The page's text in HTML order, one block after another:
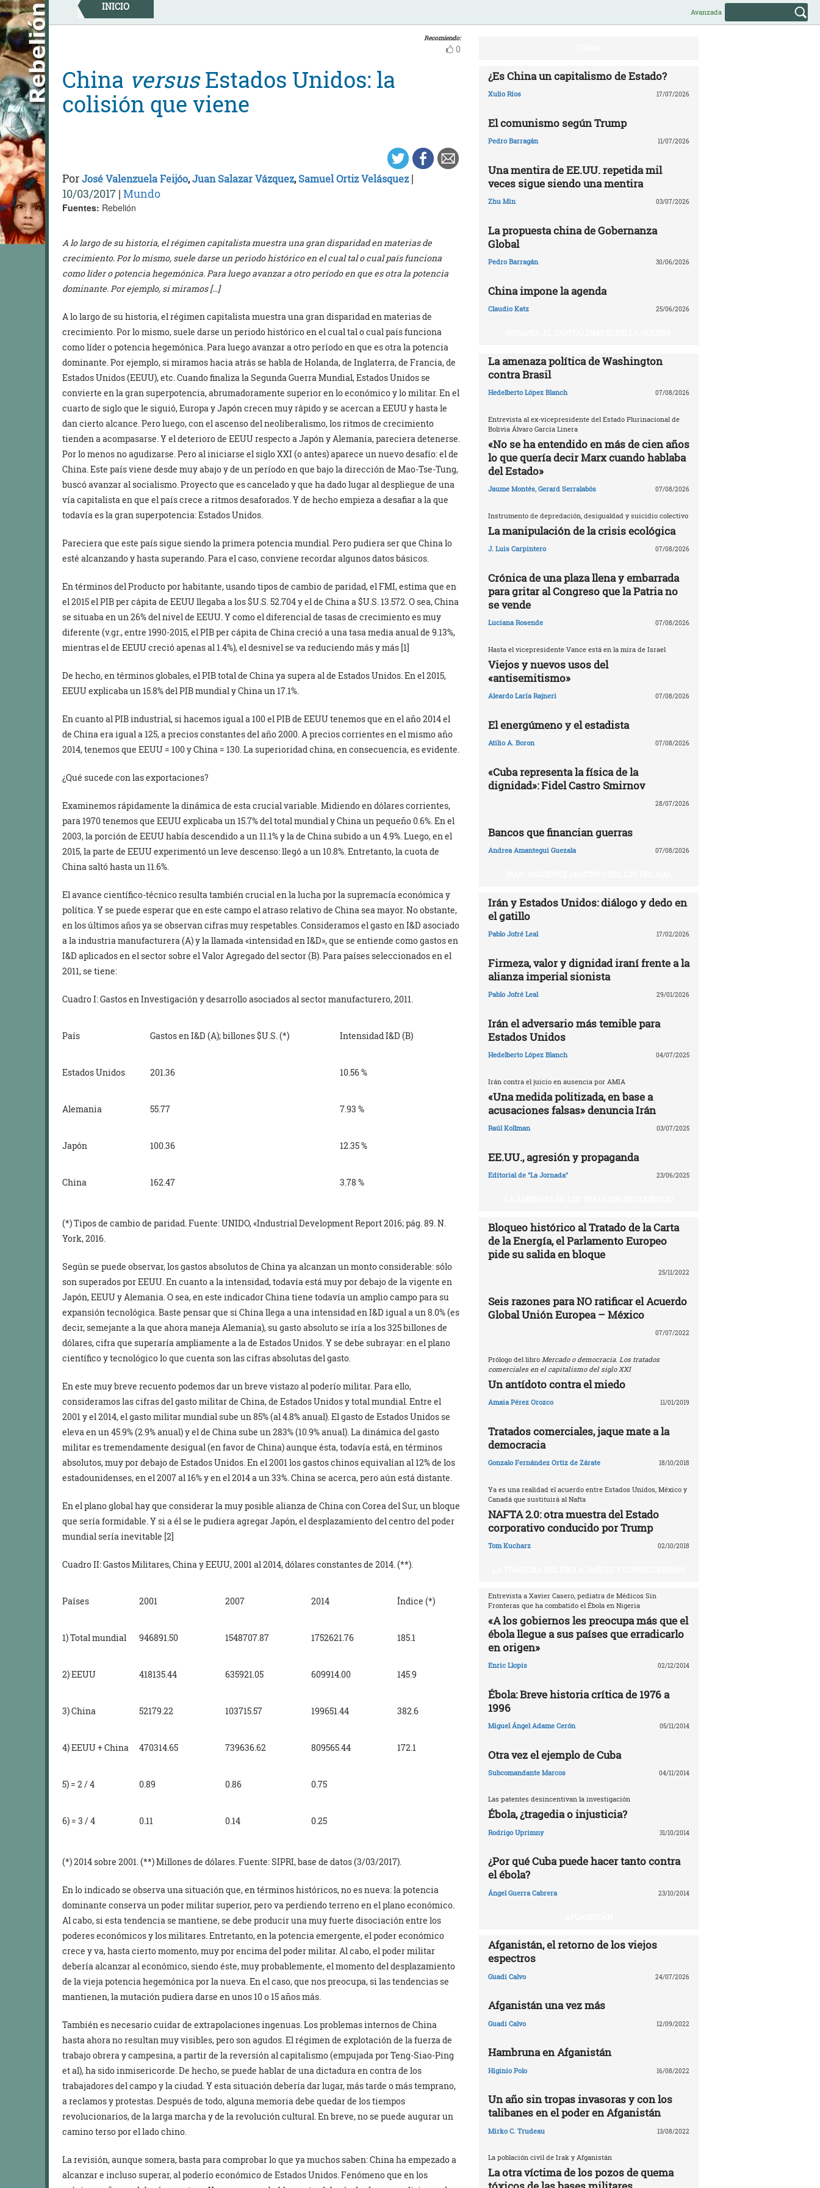
Skip
to
content
INICIO Avanzada
Recomiendo:
0
China versusEstados Unidos: la
colisión que viene
PorJosé Valenzuela Feijóo,Juan Salazar Vázquez,Samuel Ortiz Velásquez|
10/03/2017 | Mundo
Fuentes: Rebelión
A lo largo de su historia, el régimen capitalista muestra una gran disparidad en materias de
crecimiento. Por lo mismo, suele darse un periodo histórico en el cual tal o cual país funciona
como líder o potencia hegemónica. Para luego avanzar a otro período en que es otra la potencia
dominante. Por ejemplo, si miramos […]
A lo largo de su historia, el régimen capitalista muestra una gran disparidad en materias de
crecimiento. Por lo mismo, suele darse un periodo histórico en el cual tal o cual país funciona
como líder o potencia hegemónica. Para luego avanzar a otro período en que es otra la potencia
dominante. Por ejemplo, si miramos hacia atrás se habla de Holanda, de Inglaterra, de Francia, de
Estados Unidos (EEUU), etc. Cuando finaliza la Segunda Guerra Mundial, Estados Unidos se
convierte en la gran superpotencia, abrumadoramente superior en lo económico y lo militar. En el
cuarto de siglo que le siguió, Europa y Japón crecen muy rápido y se acercan a EEUU y hasta le
dan cierto alcance. Pero luego, con el ascenso del neoliberalismo, los ritmos de crecimiento
tienden a acompasarse. Y el deterioro de EEUU respecto a Japón y Alemania, pareciera detenerse.
Por lo menos no agudizarse. Pero al iniciarse el siglo XXI (o antes) aparece un nuevo desafío: el de
China. Este país viene desde muy abajo y de un período en que bajo la dirección de Mao-Tse-Tung,
buscó avanzar al socialismo. Proyecto que es cancelado y que ha dado lugar al despliegue de una
vía capitalista en que el país crece a ritmos desaforados. Y de hecho empieza a desafiar a la que
todavía es la gran superpotencia: Estados Unidos.
Pareciera que este país sigue siendo la primera potencia mundial. Pero pudiera ser que China lo
esté alcanzando y hasta superando. Para el caso, conviene recordar algunos datos básicos.
En términos del Producto por habitante, usando tipos de cambio de paridad, el FMI, estima que en
el 2015 el PIB per cápita de EEUU llegaba a los $U.S. 52.704 y el de China a $U.S. 13.572. O sea, China
se situaba en un 26% del nivel de EEUU. Y como el diferencial de tasas de crecimiento es muy
diferente (v.gr., entre 1990-2015, el PIB per cápita de China creció a una tasa media anual de 9.13%,
mientras el de EEUU creció apenas al 1.4%), el desnivel se va reduciendo más y más [1]
De hecho, en términos globales, el PIB total de China ya supera al de Estados Unidos. En el 2015,
EEUU explicaba un 15.8% del PIB mundial y China un 17.1%.
En cuanto al PIB industrial, si hacemos igual a 100 el PIB de EEUU tenemos que en el año 2014 el
de China era igual a 125, a precios constantes del año 2000. A precios corrientes en el mismo año
2014, tenemos que EEUU = 100 y China = 130. La superioridad china, en consecuencia, es evidente.
¿Qué sucede con las exportaciones?
Examinemos rápidamente la dinámica de esta crucial variable. Midiendo en dólares corrientes,
para 1970 tenemos que EEUU explicaba un 15.7% del total mundial y China un pequeño 0.6%. En el
2003, la porción de EEUU había descendido a un 11.1% y la de China subido a un 4.9%. Luego, en el
2015, la parte de EEUU experimentó un leve descenso: llegó a un 10.8%. Entretanto, la cuota de
China saltó hasta un 11.6%.
El avance científico-técnico resulta también crucial en la lucha por la supremacía económica y
política. Y se puede esperar que en este campo el atraso relativo de China sea mayor. No obstante,
en los últimos años ya se observan cifras muy respetables. Consideramos el gasto en I&D asociado
a la industria manufacturera (A) y la llamada «intensidad en I&D», que se entiende como gastos en
I&D aplicados en el sector sobre el Valor Agregado del sector (B). Para países seleccionados en el
2011, se tiene:
Cuadro I: Gastos en Investigación y desarrollo asociados al sector manufacturero, 2011.
País Gastos en I&D (A); billones $U.S. (*) Intensidad I&D (B)
Estados Unidos 201.36 10.56 %
Alemania 55.77 7.93 %
Japón 100.36 12.35 %
China 162.47 3.78 %
(*) Tipos de cambio de paridad. Fuente: UNIDO, «Industrial Development Report 2016; pág. 89. N.
York, 2016.
Según se puede observar, los gastos absolutos de China ya alcanzan un monto considerable: sólo
son superados por EEUU. En cuanto a la intensidad, todavía está muy por debajo de la vigente en
Japón, EEUU y Alemania. O sea, en este indicador China tiene todavía un amplio campo para su
expansión tecnológica. Baste pensar que si China llega a una intensidad en I&D igual a un 8.0% (es
decir, semejante a la que ahora maneja Alemania), su gasto absoluto se iría a los 325 billones de
dólares, cifra que superaría ampliamente a la de Estados Unidos. Y se debe subrayar: en el plano
científico y tecnológico lo que cuenta son las cifras absolutas del gasto.
En este muy breve recuento podemos dar un breve vistazo al poderío militar. Para ello,
consideramos las cifras del gasto militar de China, de Estados Unidos y total mundial. Entre el
2001 y el 2014, el gasto militar mundial sube un 85% (al 4.8% anual). El gasto de Estados Unidos se
eleva en un 45.9% (2.9% anual) y el de China sube un 283% (10.9% anual). La dinámica del gasto
militar es tremendamente desigual (en favor de China) aunque ésta, todavía está, en términos
absolutos, muy por debajo de Estados Unidos. En el 2001 los gastos chinos equivalían al 12% de los
estadounidenses, en el 2007 al 16% y en el 2014 a un 33%. China se acerca, pero aún está distante.
En el plano global hay que considerar la muy posible alianza de China con Corea del Sur, un bloque
que sería formidable. Y si a él se le pudiera agregar Japón, el desplazamiento del centro del poder
mundial sería inevitable [2]
Cuadro II: Gastos Militares, China y EEUU, 2001 al 2014, dólares constantes de 2014. (**).
Países 2001 2007 2014 Índice (*)
1) Total mundial 946891.50 1548707.87 1752621.76 185.1
2) EEUU 418135.44 635921.05 609914.00 145.9
3) China 52179.22 103715.57 199651.44 382.6
4) EEUU + China 470314.65 739636.62 809565.44 172.1
5) = 2 / 4 0.89 0.86 0.75
6) = 3 / 4 0.11 0.14 0.25
(*) 2014 sobre 2001. (**) Millones de dólares. Fuente: SIPRI, base de datos (3/03/2017).
En lo indicado se observa una situación que, en términos históricos, no es nueva: la potencia
dominante conserva un poder militar superior, pero va perdiendo terreno en el plano económico.
Al cabo, si esta tendencia se mantiene, se debe producir una muy fuerte disociación entre los
poderes económicos y los militares. Entretanto, en la potencia emergente, el poder económico
crece y va, hasta cierto momento, muy por encima del poder militar. Al cabo, el poder militar
debería alcanzar al económico, siendo éste, muy probablemente, el momento del desplazamiento
de la vieja potencia hegemónica por la nueva. En el caso, que nos preocupa, si las tendencias se
mantienen, la mutación pudiera darse en unos 10 o 15 años más.
También es necesario cuidar de extrapolaciones ingenuas. Los problemas internos de China
hasta ahora no resultan muy visibles, pero son agudos. El régimen de explotación de la fuerza de
trabajo obrera y campesina, a partir de la reversión al capitalismo (empujada por Teng-Siao-Ping
et al), ha sido inmisericorde. De hecho, se puede hablar de una dictadura en contra de los
trabajadores del campo y la ciudad. Y esta situación debería dar lugar, más tarde o más temprano,
a reclamos y protestas. Después de todo, alguna memoria debe quedar de los tiempos
revolucionarios, de la larga marcha y de la revolución cultural. En breve, no se puede augurar un
camino terso por el lado chino.
La revisión, aunque somera, basta para comprobar lo que ya muchos saben: China ha empezado a
alcanzar e incluso superar, al poderío económico de Estados Unidos. Fenómeno que en los
¿Es China un capitalismo de Estado?
Xulio Ríos 17/07/2026
El comunismo según Trump
Pedro Barragán 11/07/2026
Una mentira de EE.UU. repetida mil
veces sigue siendo una mentira
Zhu Min 03/07/2026
La propuesta china de Gobernanza
Global
Pedro Barragán 30/06/2026
China impone la agenda
Claudio Katz 25/06/2026
La amenaza política de Washington
contra Brasil
Hedelberto López Blanch 07/08/2026
Entrevista al ex-vicepresidente del Estado Plurinacional de
Bolivia Álvaro García Linera
«No se ha entendido en más de cien años
lo que quería decir Marx cuando hablaba
del Estado»
Jaume Montés, Gerard Serralabós 07/08/2026
Instrumento de depredación, desigualdad y suicidio colectivo
La manipulación de la crisis ecológica
J. Luis Carpintero 07/08/2026
Crónica de una plaza llena y embarrada
para gritar al Congreso que la Patria no
se vende
Luciana Rosende 07/08/2026
Hasta el vicepresidente Vance está en la mira de Israel
Viejos y nuevos usos del
«antisemitismo»
Aleardo Laría Rajneri 07/08/2026
El energúmeno y el estadista
Atilio A. Boron 07/08/2026
«Cuba representa la física de la
dignidad»: Fidel Castro Smirnov
28/07/2026
Bancos que financian guerras
Andrea Amantegui Guezala 07/08/2026
Irán y Estados Unidos: diálogo y dedo en
el gatillo
Pablo Jofré Leal 17/02/2026
Firmeza, valor y dignidad iraní frente a la
alianza imperial sionista
Pablo Jofré Leal 29/01/2026
Irán el adversario más temible para
Estados Unidos
Hedelberto López Blanch 04/07/2025
Irán contra el juicio en ausencia por AMIA
«Una medida politizada, en base a
acusaciones falsas» denuncia Irán
Raúl Kollman 03/07/2025
EE.UU., agresión y propaganda
Editorial de "La Jornada" 23/06/2025
Bloqueo histórico al Tratado de la Carta
de la Energía, el Parlamento Europeo
pide su salida en bloque
25/11/2022
Seis razones para NO ratificar el Acuerdo
Global Unión Europea – México
07/07/2022
Prólogo del libro Mercado o democracia. Los tratados
comerciales en el capitalismo del siglo XXI
Un antídoto contra el miedo
Amaia Pérez Orozco 11/01/2019
Tratados comerciales, jaque mate a la
democracia
Gonzalo Fernández Ortiz de Zárate 18/10/2018
Ya es una realidad el acuerdo entre Estados Unidos, México y
Canadá que sustituirá al Nafta
NAFTA 2.0: otra muestra del Estado
corporativo conducido por Trump
Tom Kucharz 02/10/2018
Entrevista a Xavier Casero, pediatra de Médicos Sin
Fronteras que ha combatido el Ébola en Nigeria
«A los gobiernos les preocupa más que el
ébola llegue a sus países que erradicarlo
en origen»
Enric Llopis 02/12/2014
Ébola: Breve historia crítica de 1976 a
1996
Miguel Ángel Adame Cerón 05/11/2014
Otra vez el ejemplo de Cuba
Subcomandante Marcos 04/11/2014
Las patentes desincentivan la investigación
Ébola, ¿tragedia o injusticia?
Rodrigo Uprimny 31/10/2014
¿Por qué Cuba puede hacer tanto contra
el ébola?
Ángel Guerra Cabrera 23/10/2014
Afganistán, el retorno de los viejos
espectros
Guadi Calvo 24/07/2026
Afganistán una vez más
Guadi Calvo 12/09/2022
Hambruna en Afganistán
Higinio Polo 16/08/2022
Un año sin tropas invasoras y con los
talibanes en el poder en Afganistán
Mirko C. Trudeau 13/08/2022
La población civil de Irak y Afganistán
La otra víctima de los pozos de quema